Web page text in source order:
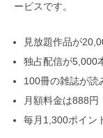
ービスです。
見放題作品が
独占配信が5,000
100冊の雑誌が読
月額料金は888円
毎月1,300ポイン